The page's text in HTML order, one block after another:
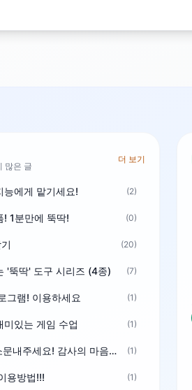
많은 글
더 보기
능에게 맡기세요! (2)
! 1분만에 뚝딱! (0)
(20)
'뚝딱' 도구 시리즈 (4종) (7)
그램! 이용하세요 (1)
미있는 게임 수업 (1)
📢 ForEducator를 소문내주세요! 감사의 마음을 담은 포인트 선물 (1)
용방법!!! (1)